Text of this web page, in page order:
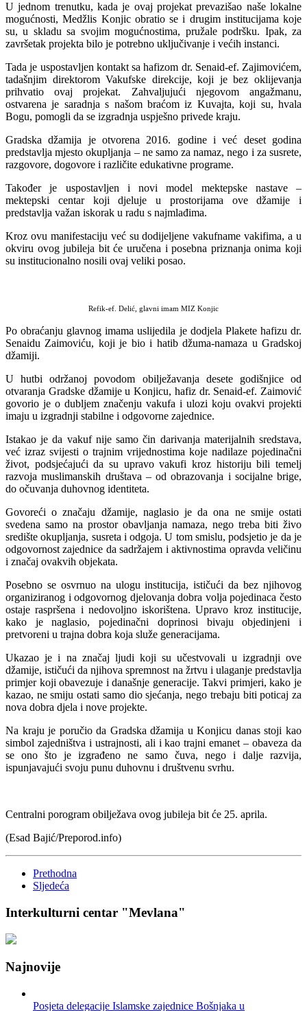
U jednom trenutku, kada je ovaj projekat prevazišao naše lokalne
mogućnosti, Medžlis Konjic obratio se i drugim institucijama koje
su, u skladu sa svojim mogućnostima, pružale podršku. Ipak, za
završetak projekta bilo je potrebno uključivanje i većih instanci.
Tada je uspostavljen kontakt sa hafizom dr. Senaid-ef. Zajimovićem,
tadašnjim direktorom Vakufske direkcije, koji je bez oklijevanja
prihvatio ovaj projekat. Zahvaljujući njegovom angažmanu,
ostvarena je saradnja s našom braćom iz Kuvajta, koji su, hvala
Bogu, pomogli da se izgradnja uspješno privede kraju.
Gradska džamija je otvorena 2016. godine i već deset godina
predstavlja mjesto okupljanja – ne samo za namaz, nego i za susrete,
razgovore, dogovore i različite edukativne programe.
Također je uspostavljen i novi model mektepske nastave –
mektepski centar koji djeluje u prostorijama ove džamije i
predstavlja važan iskorak u radu s najmlađima.
Kroz ovu manifestaciju već su dodijeljene vakufname vakifima, a u
okviru ovog jubileja bit će uručena i posebna priznanja onima koji
su institucionalno nosili ovaj veliki posao.
Refik-ef. Delić, glavni imam MIZ Konjic
Po obraćanju glavnog imama uslijedila je dodjela Plakete hafizu dr.
Senaidu Zaimoviću, koji je bio i hatib džuma-namaza u Gradskoj
džamiji.
U hutbi održanoj povodom obilježavanja desete godišnjice od
otvaranja Gradske džamije u Konjicu, hafiz dr. Senaid-ef. Zaimović
govorio je o dubljem značenju vakufa i ulozi koju ovakvi projekti
imaju u izgradnji stabilne i odgovorne zajednice.
Istakao je da vakuf nije samo čin darivanja materijalnih sredstava,
već izraz svijesti o trajnim vrijednostima koje nadilaze pojedinačni
život, podsjećajući da su upravo vakufi kroz historiju bili temelj
razvoja muslimanskih društava – od obrazovanja i socijalne brige,
do očuvanja duhovnog identiteta.
Govoreći o značaju džamije, naglasio je da ona ne smije ostati
svedena samo na prostor obavljanja namaza, nego treba biti živo
središte okupljanja, susreta i odgoja. U tom smislu, podsjetio je da je
odgovornost zajednice da sadržajem i aktivnostima opravda veličinu
i značaj ovakvih objekata.
Posebno se osvrnuo na ulogu institucija, ističući da bez njihovog
organiziranog i odgovornog djelovanja dobra volja pojedinaca često
ostaje raspršena i nedovoljno iskorištena. Upravo kroz institucije,
kako je naglasio, pojedinačni doprinosi bivaju objedinjeni i
pretvoreni u trajna dobra koja služe generacijama.
Ukazao je i na značaj ljudi koji su učestvovali u izgradnji ove
džamije, ističući da njihova spremnost na žrtvu i ulaganje predstavlja
primjer koji obavezuje i današnje generacije. Takvi primjeri, kako je
kazao, ne smiju ostati samo dio sjećanja, nego trebaju biti poticaj za
nova dobra djela i nove projekte.
Na kraju je poručio da Gradska džamija u Konjicu danas stoji kao
simbol zajedništva i ustrajnosti, ali i kao trajni emanet – obaveza da
se ono što je izgrađeno ne samo čuva, nego i dalje razvija,
ispunjavajući svoju punu duhovnu i društvenu svrhu.
Centralni porogram obilježava ovog jubileja bit će 25. aprila.
(Esad Bajić/Preporod.info)
Prethodna
Sljedeća
Interkulturni centar "Mevlana"
Najnovije
Posjeta delegacije Islamske zajednice Bošnjaka u